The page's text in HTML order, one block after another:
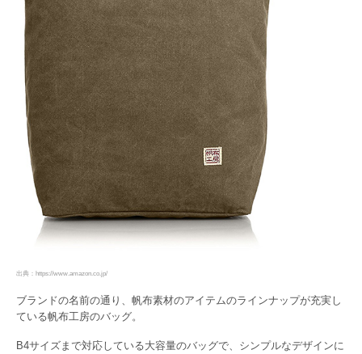
出典：https://www.amazon.co.jp/
ブランドの名前の通り、帆布素材のアイテムのラインナップが充実し
ている帆布工房のバッグ。
B4サイズまで対応している大容量のバッグで、シンプルなデザインに